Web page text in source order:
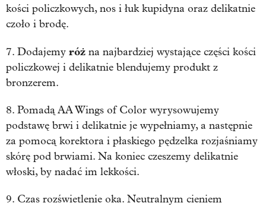
kości policzkowych, nos i łuk kupidyna oraz delikatnie
czoło i brodę.
7. Dodajemy róż na najbardziej wystające części kości
policzkowej i delikatnie blendujemy produkt z
bronzerem.
8. Pomadą AA Wings of Color wyrysowujemy
podstawę brwi i delikatnie je wypełniamy, a następnie
za pomocą korektora i płaskiego pędzelka rozjaśniamy
skórę pod brwiami. Na koniec czeszemy delikatnie
włoski, by nadać im lekkości.
9. Czas rozświetlenie oka. Neutralnym cieniem